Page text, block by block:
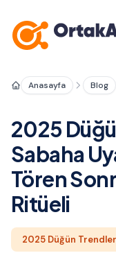
Anasayfa Blog
2025
Sabaha
Tören
Ritüeli
2025 Düğün